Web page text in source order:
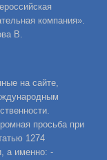
компания».
В.
на сайте,
просьба при
1274
а именно: -